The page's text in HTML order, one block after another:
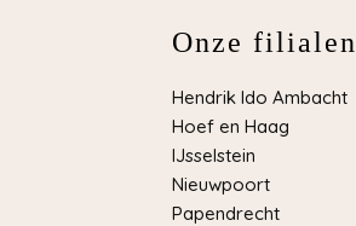
Onze filialen
Hendrik Ido Ambacht
Hoef en Haag
IJsselstein
Nieuwpoort
Papendrecht